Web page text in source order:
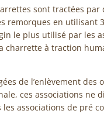
sont tractées par
remorques en utilisant
le plus utilisé par les
charrette à traction
de l’enlèvement des
ces associations ne
associations de pré